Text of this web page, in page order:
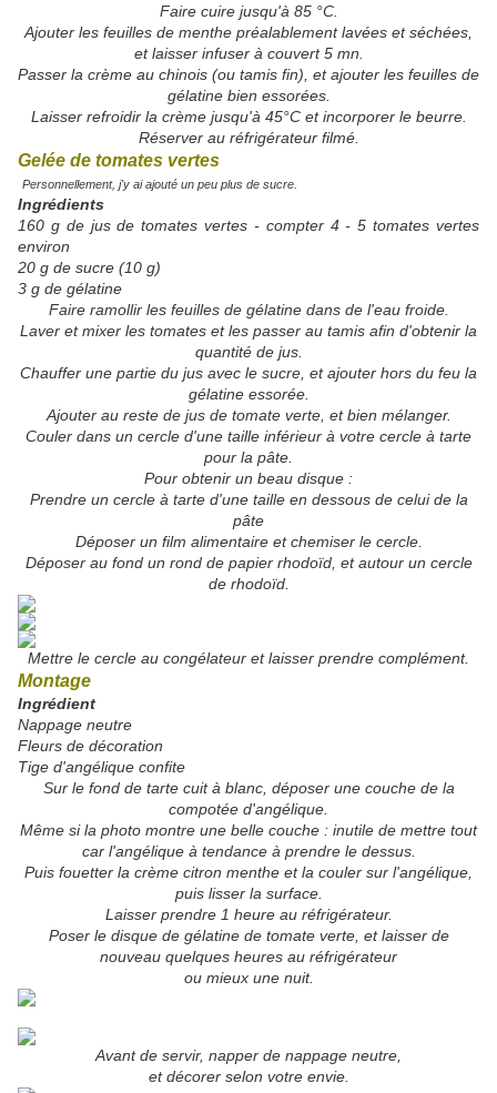
Faire cuire jusqu'à 85 °C.
Ajouter les feuilles de menthe préalablement lavées et séchées,
et laisser infuser à couvert 5 mn.
Passer la crème au chinois (ou tamis fin), et ajouter les feuilles de
gélatine bien essorées.
Laisser refroidir la crème jusqu'à 45°C et incorporer le beurre.
Réserver au réfrigérateur filmé.
Gelée de tomates vertes
Personnellement, j'y ai ajouté un peu plus de sucre.
Ingrédients
160 g de jus de tomates vertes - compter 4 - 5 tomates vertes
environ
20 g de sucre (10 g)
3 g de gélatine
Faire ramollir les feuilles de gélatine dans de l'eau froide.
Laver et mixer les tomates et les passer au tamis afin d'obtenir la
quantité de jus.
Chauffer une partie du jus avec le sucre, et ajouter hors du feu la
gélatine essorée.
Ajouter au reste de jus de tomate verte, et bien mélanger.
Couler dans un cercle d'une taille inférieur à votre cercle à tarte
pour la pâte.
Pour obtenir un beau disque :
Prendre un cercle à tarte d'une taille en dessous de celui de la
pâte
Déposer un film alimentaire et chemiser le cercle.
Déposer au fond un rond de papier rhodoïd, et autour un cercle
de rhodoïd.
Mettre le cercle au congélateur et laisser prendre complément.
Montage
Ingrédient
Nappage neutre
Fleurs de décoration
Tige d'angélique confite
Sur le fond de tarte cuit à blanc, déposer une couche de la
compotée d'angélique.
Même si la photo montre une belle couche : inutile de mettre tout
car l'angélique à tendance à prendre le dessus.
Puis fouetter la crème citron menthe et la couler sur l'angélique,
puis lisser la surface.
Laisser prendre 1 heure au réfrigérateur.
Poser le disque de gélatine de tomate verte, et laisser de
nouveau quelques heures au réfrigérateur
ou mieux une nuit.
Avant de servir, napper de nappage neutre,
et décorer selon votre envie.